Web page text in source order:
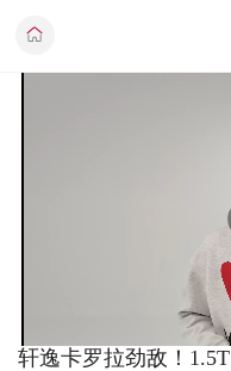
轩逸卡罗拉劲敌！